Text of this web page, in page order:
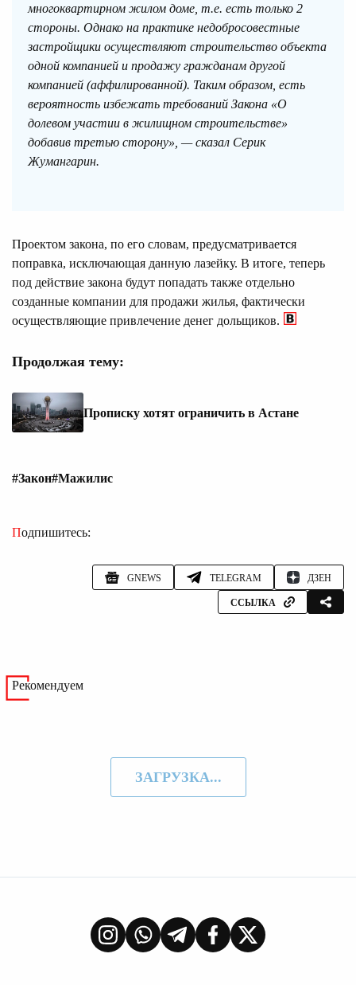
многоквартирном жилом доме, т.е. есть только 2
стороны. Однако на практике недобросовестные
застройщики осуществляют строительство объекта
одной компанией и продажу гражданам другой
компанией (аффилированной). Таким образом, есть
вероятность избежать требований Закона «О
долевом участии в жилищном строительстве»
добавив третью сторону», — сказал Серик
Жумангарин.
Проектом закона, по его словам, предусматривается
поправка, исключающая данную лазейку. В итоге, теперь
под действие закона будут попадать также отдельно
созданные компании для продажи жилья, фактически
осуществляющие привлечение денег дольщиков.
Продолжая тему:
Прописку хотят ограничить в Астане
#Закон#Мажилис
Подпишитесь:
GNEWS TELEGRAM ДЗЕН
ССЫЛКА
Рекомендуем
ЗАГРУЗКА...